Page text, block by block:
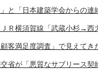
と「日本建築学会からの
Ｒ横須賀線「武蔵小杉→西
客満足度調査」で見えてき
省が「悪質なサブリース契